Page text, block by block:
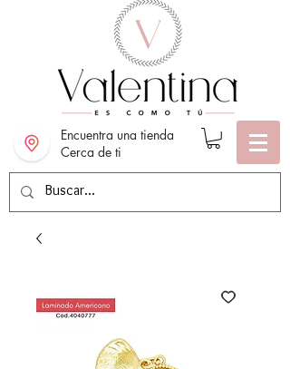
Encuentra una tienda
Cerca de ti